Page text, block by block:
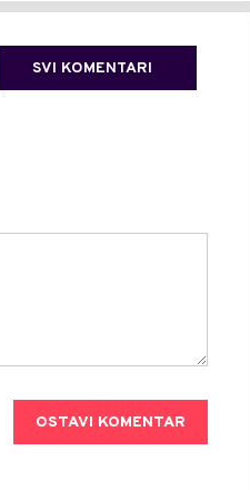
SVI KOMENTARI
OSTAVI KOMENTAR